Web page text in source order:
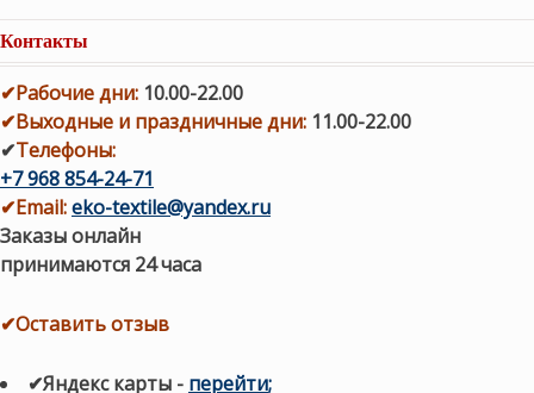
Контакты
✔Рабочие дни: 10.00-22.00
✔Выходные и праздничные дни: 11.00-22.00
✔Телефоны:
+7 968 854-24-71
✔Email:eko-textile@yandex.ru
Заказы онлайн
принимаются 24 часа
✔Оставить отзыв
✔Яндекс карты - перейти;